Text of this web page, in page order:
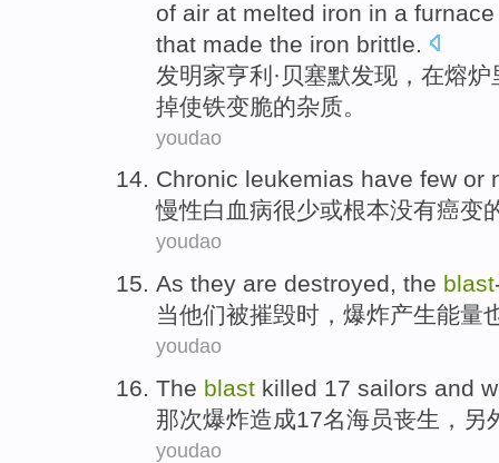
of air at melted iron in a furnace
that made the iron brittle
发明家亨利· 贝塞默发现 ， 在熔炉
掉使铁变脆的杂质 。
youdao
Chronic leukemias have few or
慢性白血病很少或根本没有癌变
youdao
As they are destroyed, the blast
当他们被摧毁时， 爆炸产生能量
youdao
The blast killed 17 sailors and
那次爆炸造成17名海员丧生 ，另
youdao